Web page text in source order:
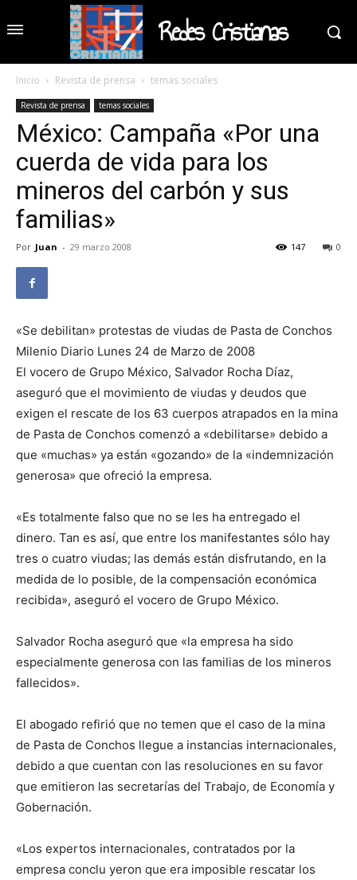
Redes Cristianas
Inicio Revista de prensa temas sociales
Revista de prensa temas sociales
México: Campaña «Por una
cuerda de vida para los
mineros del carbón y sus
familias»
Por Juan - 29 marzo 2008 0
147
«Se debilitan» protestas de viudas de Pasta de Conchos
Milenio Diario Lunes 24 de Marzo de 2008
El vocero de Grupo México, Salvador Rocha Díaz,
aseguró que el movimiento de viudas y deudos que
exigen el rescate de los 63 cuerpos atrapados en la mina
de Pasta de Conchos comenzó a «debilitarse» debido a
que «muchas» ya están «gozando» de la «indemnización
generosa» que ofreció la empresa.
«Es totalmente falso que no se les ha entregado el
dinero. Tan es así, que entre los manifestantes sólo hay
tres o cuatro viudas; las demás están disfrutando, en la
medida de lo posible, de la compensación económica
recibida», aseguró el vocero de Grupo México.
Salvador Rocha aseguró que «la empresa ha sido
especialmente generosa con las familias de los mineros
fallecidos».
El abogado refirió que no temen que el caso de la mina
de Pasta de Conchos llegue a instancias internacionales,
debido a que cuentan con las resoluciones en su favor
que emitieron las secretarías del Trabajo, de Economía y
Gobernación.
«Los expertos internacionales, contratados por la
empresa conclu yeron que era imposible rescatar los